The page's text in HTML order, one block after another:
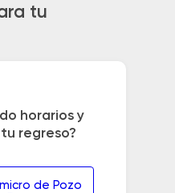
tu
horarios y
regreso?
de Pozo